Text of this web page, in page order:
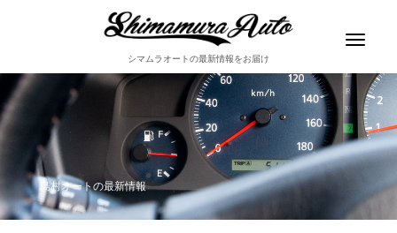
シマムラオートの最新情報をお届け
Toggle
島村オートの最新情報